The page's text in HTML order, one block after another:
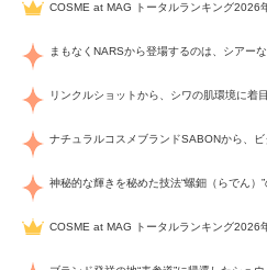
COSME at MAG トータルランキング2026
COSME at MAG トータルランキング2026